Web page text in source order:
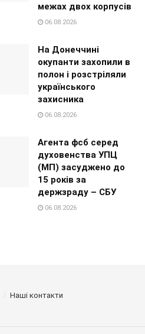
межах двох корпусів
06.08.2026
На Донеччині
окупанти захопили в
полон і розстріляли
українського
захисника
06.08.2026
Агента фсб серед
духовенства УПЦ
(МП) засуджено до
15 років за
держзраду – СБУ
06.08.2026
Наші контакти